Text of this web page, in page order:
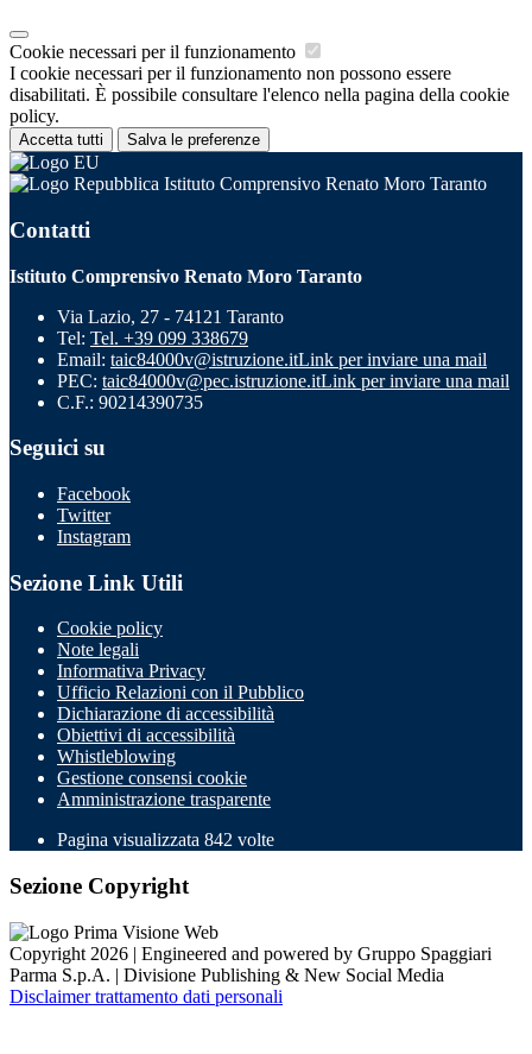
Cookie necessari per il funzionamento
I cookie necessari per il funzionamento non possono essere
disabilitati. È possibile consultare l'elenco nella pagina della cookie
policy.
Accetta tutti Salva le preferenze
Istituto Comprensivo Renato Moro Taranto
Contatti
Istituto Comprensivo Renato Moro Taranto
Via Lazio, 27 - 74121 Taranto
Tel: Tel. +39 099 338679
Email: taic84000v@istruzione.itLink per inviare una mail
PEC: taic84000v@pec.istruzione.itLink per inviare una mail
C.F.: 90214390735
Seguici su
Facebook
Twitter
Instagram
Sezione Link Utili
Cookie policy
Note legali
Informativa Privacy
Ufficio Relazioni con il Pubblico
Dichiarazione di accessibilità
Obiettivi di accessibilità
Whistleblowing
Gestione consensi cookie
Amministrazione trasparente
Pagina visualizzata 842 volte
Sezione Copyright
Copyright 2026 | Engineered and powered by Gruppo Spaggiari
Parma S.p.A. | Divisione Publishing & New Social Media
Disclaimer trattamento dati personali